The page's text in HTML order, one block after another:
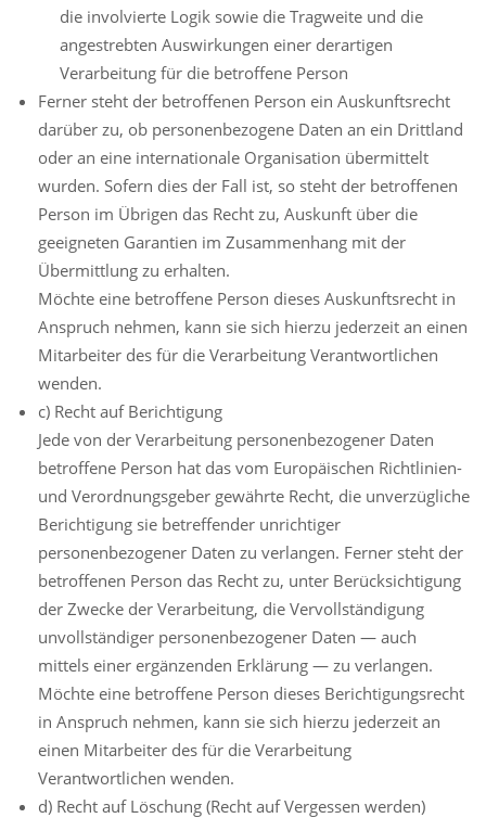
die involvierte Logik sowie die Tragweite und die
angestrebten Auswirkungen einer derartigen
Verarbeitung für die betroffene Person
Ferner steht der betroffenen Person ein Auskunftsrecht
darüber zu, ob personenbezogene Daten an ein Drittland
oder an eine internationale Organisation übermittelt
wurden. Sofern dies der Fall ist, so steht der betroffenen
Person im Übrigen das Recht zu, Auskunft über die
geeigneten Garantien im Zusammenhang mit der
Übermittlung zu erhalten.
Möchte eine betroffene Person dieses Auskunftsrecht in
Anspruch nehmen, kann sie sich hierzu jederzeit an einen
Mitarbeiter des für die Verarbeitung Verantwortlichen
wenden.
c) Recht auf Berichtigung
Jede von der Verarbeitung personenbezogener Daten
betroffene Person hat das vom Europäischen Richtlinien-
und Verordnungsgeber gewährte Recht, die unverzügliche
Berichtigung sie betreffender unrichtiger
personenbezogener Daten zu verlangen. Ferner steht der
betroffenen Person das Recht zu, unter Berücksichtigung
der Zwecke der Verarbeitung, die Vervollständigung
unvollständiger personenbezogener Daten — auch
mittels einer ergänzenden Erklärung — zu verlangen.
Möchte eine betroffene Person dieses Berichtigungsrecht
in Anspruch nehmen, kann sie sich hierzu jederzeit an
einen Mitarbeiter des für die Verarbeitung
Verantwortlichen wenden.
d) Recht auf Löschung (Recht auf Vergessen werden)